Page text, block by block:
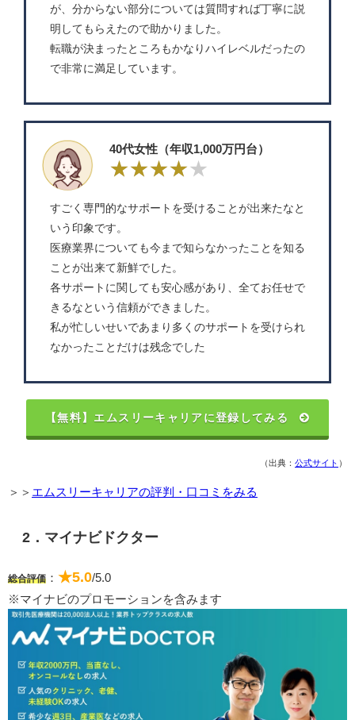
が、分からない部分については質問すれば丁寧に説
明してもらえたので助かりました。
転職が決まったところもかなりハイレベルだったの
で非常に満足しています。
40代女性（年収1,000万円台）
すごく専門的なサポートを受けることが出来たなと
いう印象です。
医療業界についても今まで知らなかったことを知る
ことが出来て新鮮でした。
各サポートに関しても安心感があり、全てお任せで
きるなという信頼ができました。
私が忙しいせいであまり多くのサポートを受けられ
なかったことだけは残念でした
【無料】エムスリーキャリアに登録してみる
（出典： 公式サイト ）
＞＞ エムスリーキャリアの評判・口コミをみる
2．マイナビドクター
総合評価 ： ★5.0/5.0
※マイナビのプロモーションを含みます